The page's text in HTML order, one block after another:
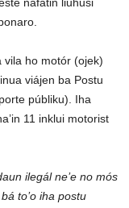
vila ho motór (ojek)
viájen ba Postu
públiku). Iha
11 inklui motorist
ilegál ne’e no mós
to’o iha postu